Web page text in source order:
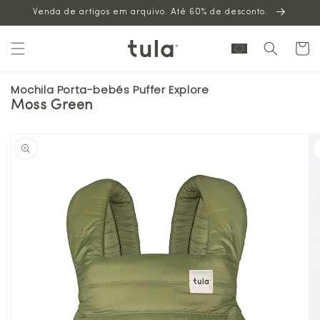
para o
Venda de artigos em arquivo. Até 60% de desconto.
Carrinho
Mochila Porta-bebés Puffer Explore
Moss Green
Saltar para
informação